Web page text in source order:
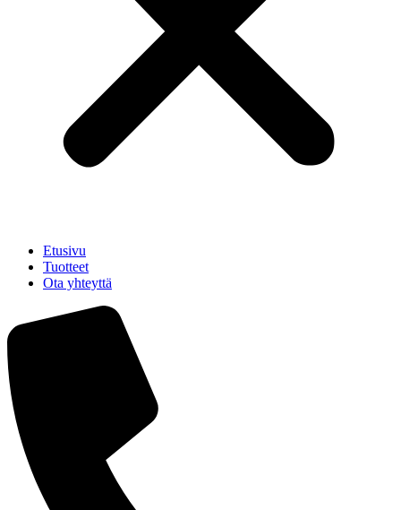
Etusivu
Tuotteet
Ota yhteyttä